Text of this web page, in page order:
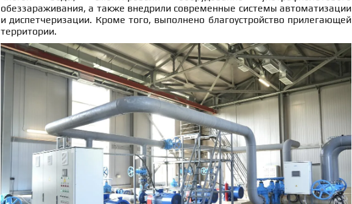
обеззараживания, а также внедрили современные системы автоматизации
и диспетчеризации. Кроме того, выполнено благоустройство прилегающей
территории.